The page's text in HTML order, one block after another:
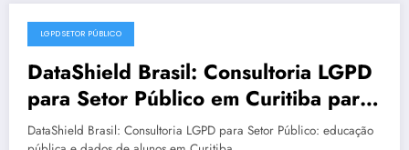
julho 19, 2025
LGPD SETOR PÚBLICO
DataShield Brasil: Consultoria LGPD
para Setor Público em Curitiba para
LGPD no setor público | Série
DataShield Brasil: Consultoria LGPD para Setor Público: educação